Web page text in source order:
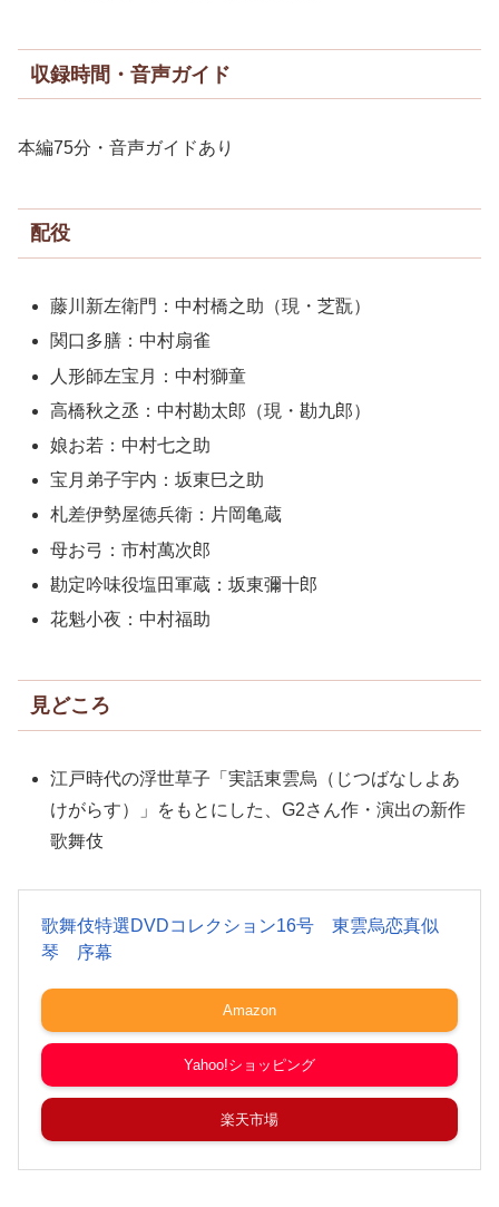
収録時間・音声ガイド
本編75分・音声ガイドあり
配役
藤川新左衛門：中村橋之助（現・芝翫）
関口多膳：中村扇雀
人形師左宝月：中村獅童
高橋秋之丞：中村勘太郎（現・勘九郎）
娘お若：中村七之助
宝月弟子宇内：坂東巳之助
札差伊勢屋徳兵衛：片岡亀蔵
母お弓：市村萬次郎
勘定吟味役塩田軍蔵：坂東彌十郎
花魁小夜：中村福助
見どころ
江戸時代の浮世草子「実話東雲烏（じつばなしよあ
けがらす）」をもとにした、G2さん作・演出の新作
歌舞伎
歌舞伎特選DVDコレクション16号 東雲烏恋真似
琴 序幕
Amazon
Yahoo!ショッピング
楽天市場